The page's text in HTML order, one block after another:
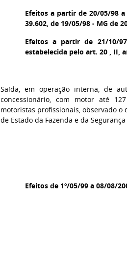
Efeitos a partir de 20/05/98
39.602, de 19/05/98 - MG de
Efeitos a partir de 21/10/
estabelecida pelo art. 20 , II,
Saída, em operação interna, de
concessionário, com motor até
motoristas profissionais, observado
de Estado da Fazenda e da
Efeitos de 1º/05/99 a 08/08/